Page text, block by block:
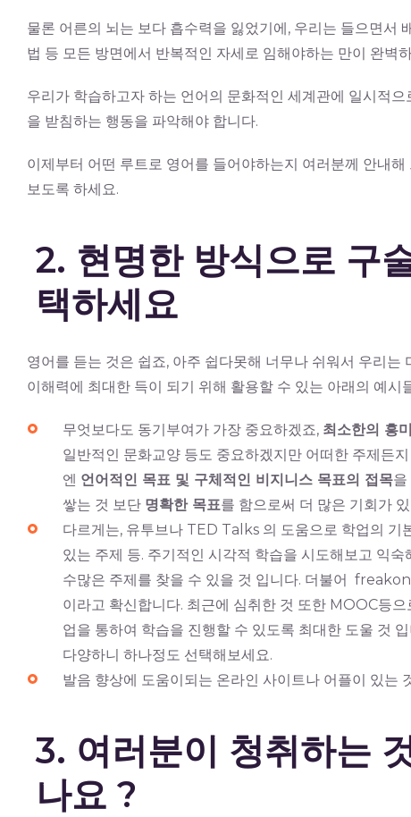
물론 어른의 뇌는 보다 흡수력을 잃었기에, 우리는 들으면서
법 등 모든 방면에서 반복적인 자세로 임해야하는 만이 완벽
우리가 학습하고자 하는 언어의 문화적인 세계관에 일시적
을 받침하는 행동을 파악해야 합니다.
이제부터 어떤 루트로 영어를 들어야하는지 여러분께 안내
보도록 하세요.
2. 현명한 방식으로 구
택하세요
영어를 듣는 것은 쉽죠, 아주 쉽다못해 너무나 쉬워서 우리
이해력에 최대한 득이 되기 위해 활용할 수 있는 아래의 예시
무엇보다도 동기부여가 가장 중요하겠죠, 최소한의 흥
일반적인 문화교양 등도 중요하겠지만 어떠한 주제든
엔 언어적인 목표 및 구체적인 비지니스 목표의 접목을
쌓는 것 보단 명확한 목표를 함으로써 더 많은 기회가
다르게는, 유투브나 TED Talks 의 도움으로 학업의 기
있는 주제 등. 주기적인 시각적 학습을 시도해보고 익
수많은 주제를 찾을 수 있을 것 입니다. 더불어
이라고 확신합니다. 최근에 심취한 것 또한 MOOC등
업을 통하여 학습을 진행할 수 있도록 최대한 도울 것
다양하니 하나정도 선택해보세요.
발음 향상에 도움이되는 온라인 사이트나 어플이 있는
3. 여러분이 청취하는
나요 ?